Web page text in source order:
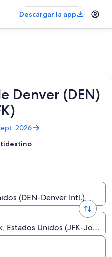
Descargar la app
Denver (DEN)
2026
(DEN-Denver Intl.)
Estados Unidos (JFK-John